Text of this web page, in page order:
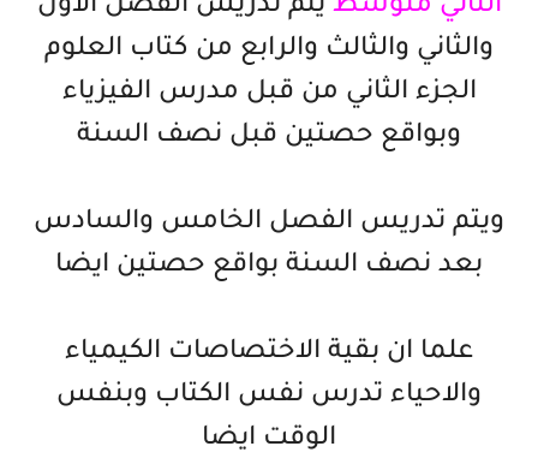
الثاني متوسط يتم تدريس الفصل الاول
والثاني والثالث والرابع من كتاب العلوم
الجزء الثاني من قبل مدرس الفيزياء
وبواقع حصتين قبل نصف السنة
ويتم تدريس الفصل الخامس والسادس
بعد نصف السنة بواقع حصتين ايضا
علما ان بقية الاختصاصات الكيمياء
والاحياء تدرس نفس الكتاب وبنفس
الوقت ايضا